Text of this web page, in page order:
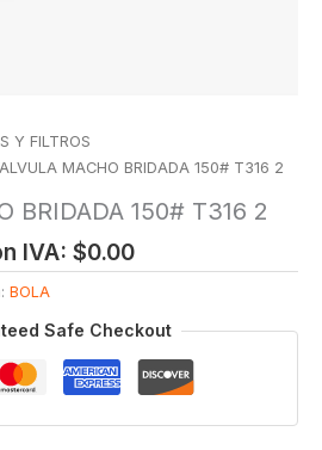
Y FILTROS
MACHO BRIDADA 150# T316 2
BRIDADA 150# T316 2
IVA: $0.00
BOLA
Safe Checkout